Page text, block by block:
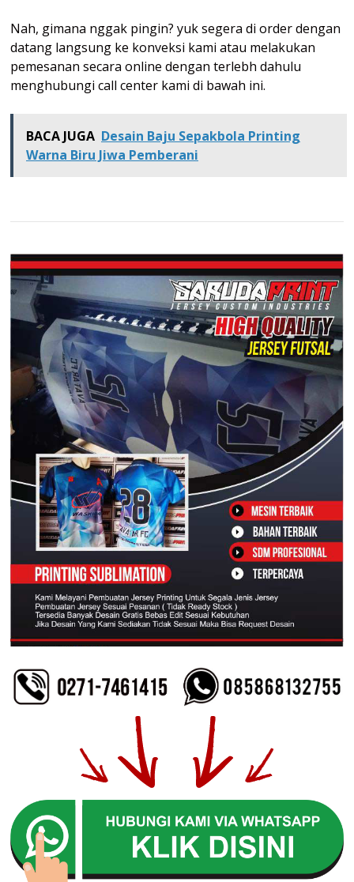
Nah, gimana nggak pingin? yuk segera di order dengan
datang langsung ke konveksi kami atau melakukan
pemesanan secara online dengan terlebh dahulu
menghubungi call center kami di bawah ini.
BACA JUGA Desain Baju Sepakbola Printing
Warna Biru Jiwa Pemberani